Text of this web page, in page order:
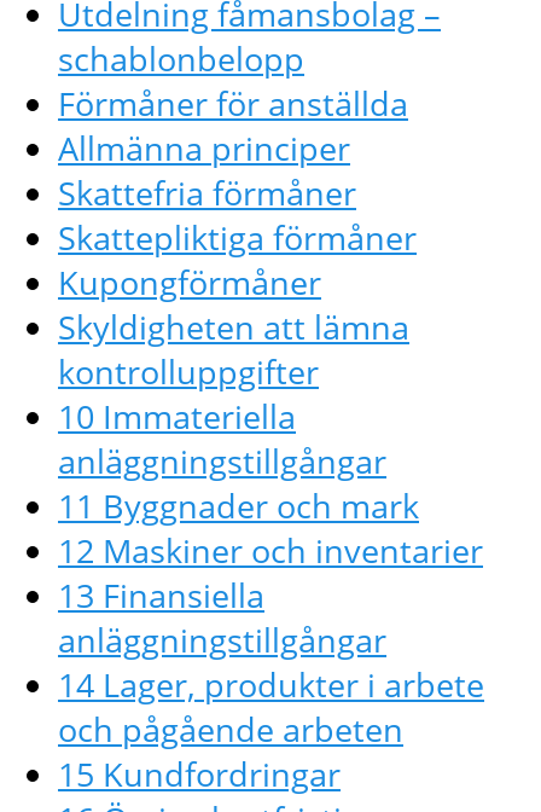
Utdelning fåmansbolag –
schablonbelopp
Förmåner för anställda
Allmänna principer
Skattefria förmåner
Skattepliktiga förmåner
Kupongförmåner
Skyldigheten att lämna
kontrolluppgifter
10 Immateriella
anläggningstillgångar
11 Byggnader och mark
12 Maskiner och inventarier
13 Finansiella
anläggningstillgångar
14 Lager, produkter i arbete
och pågående arbeten
15 Kundfordringar